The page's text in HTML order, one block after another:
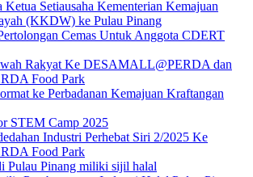
Ketua Setiausaha Kementerian Kemajuan
(KKDW) ke Pulau Pinang
Cemas Untuk Anggota CDERT
Rakyat Ke DESAMALL@PERDA dan
Food Park
ke Perbadanan Kemajuan Kraftangan
STEM Camp 2025
Industri Perhebat Siri 2/2025 Ke
Food Park
Pulau Pinang miliki sijil halal